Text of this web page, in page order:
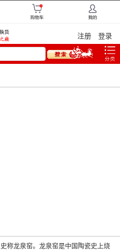
注册 登录
称龙泉窑。龙泉窑是中国陶瓷史上烧